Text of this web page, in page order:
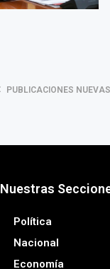
PUBLICACIONES NUEVAS
Nuestras
Política
Nacional
Economía